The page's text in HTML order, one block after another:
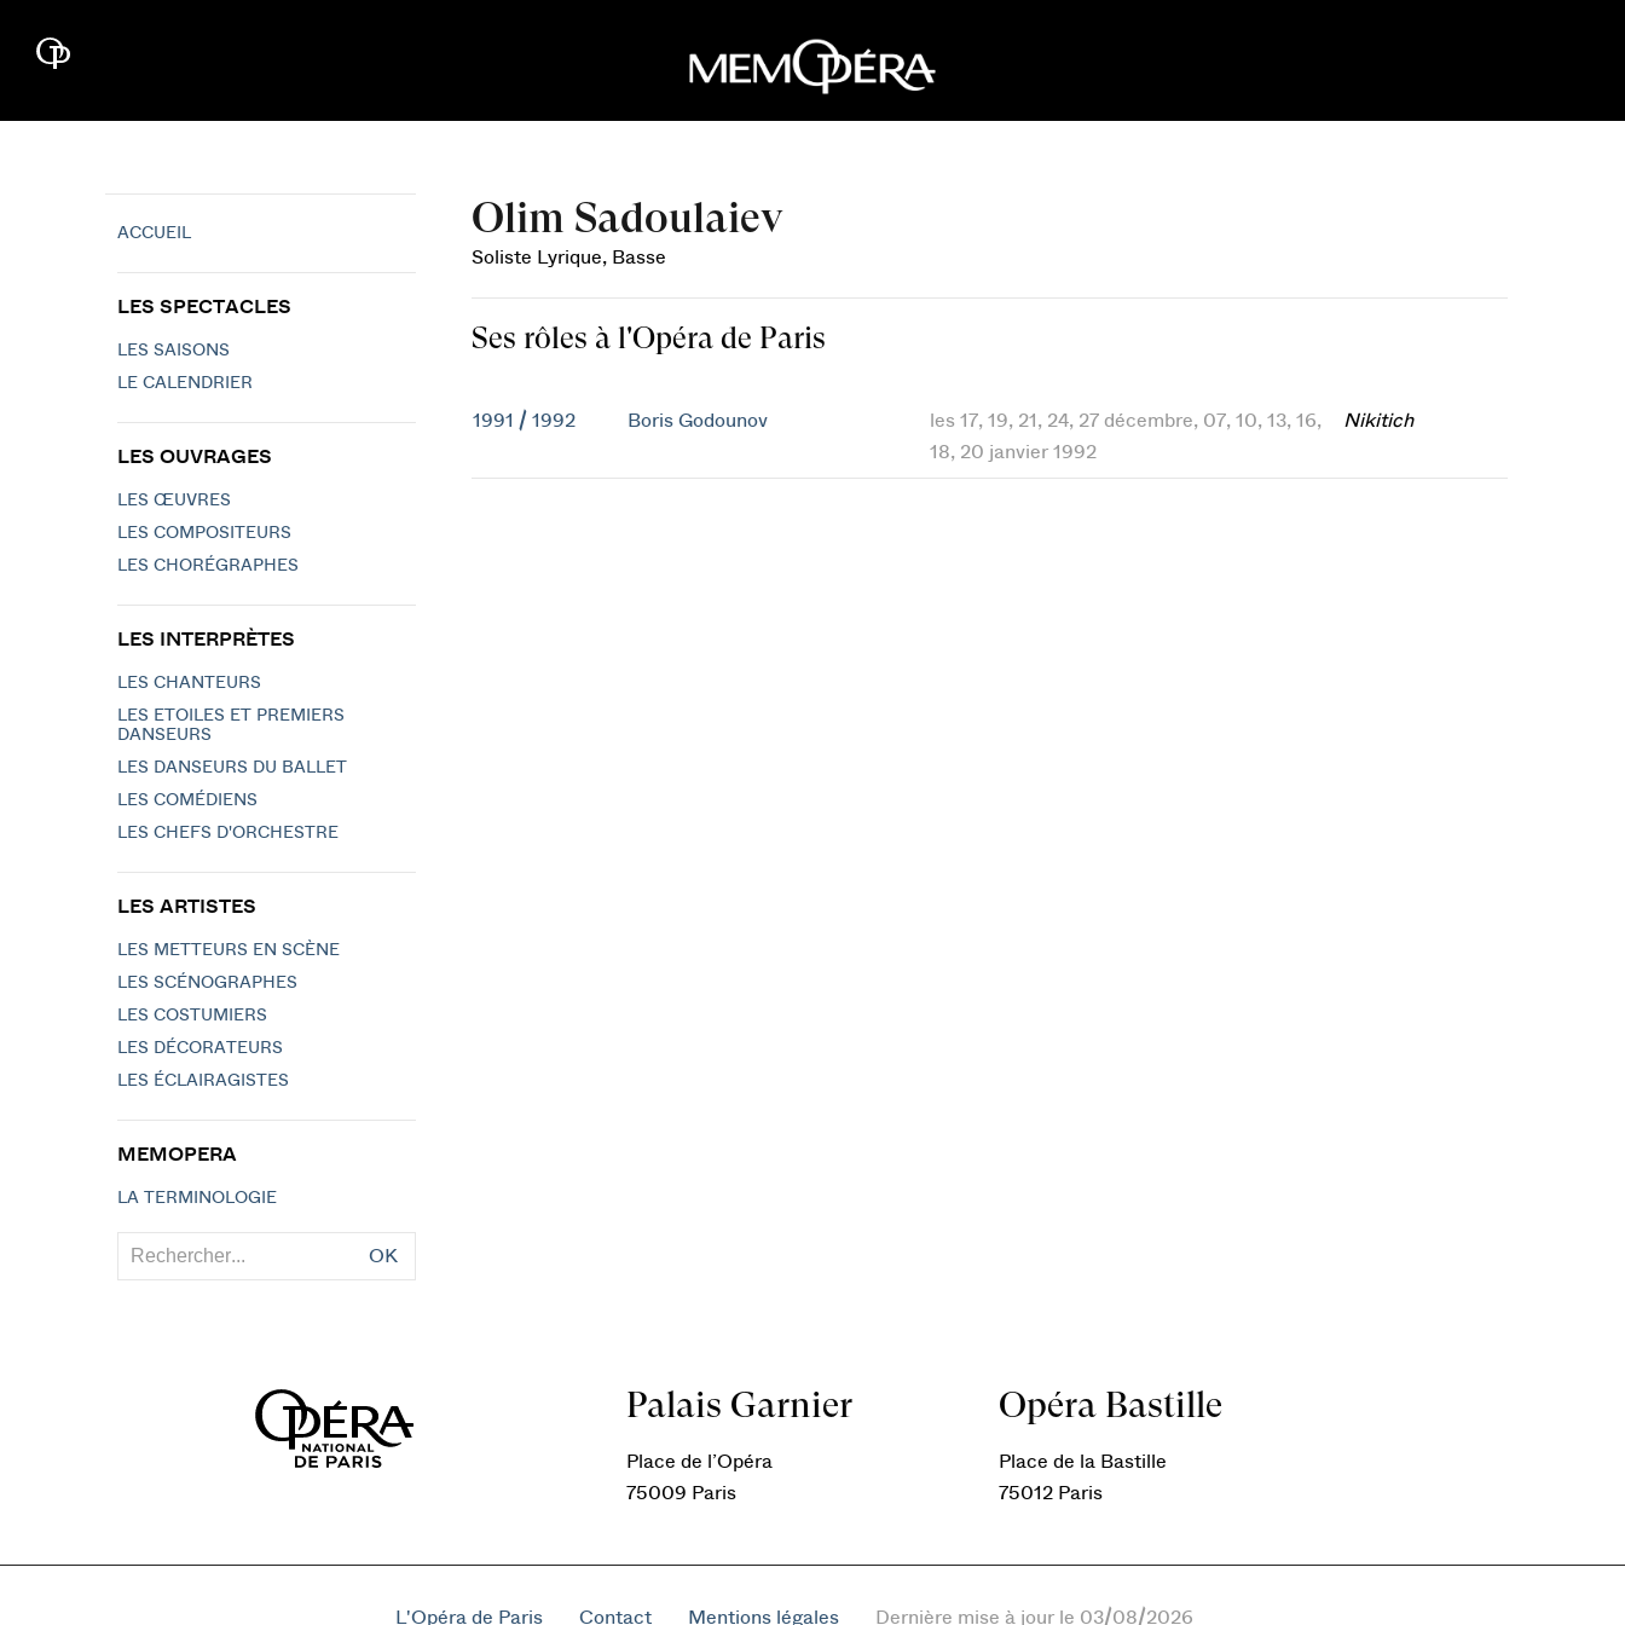
Olim Sadoulaiev
Soliste Lyrique, Basse
Ses rôles à l'Opéra de Paris
1991 / 1992 Boris Godounov
les 17, 19, 21, 24, 27 décembre, 07, 10, 13, 16,
18, 20 janvier 1992
Nikitich
ACCUEIL
LES SPECTACLES
LES SAISONS
LE CALENDRIER
LES OUVRAGES
LES ŒUVRES
LES COMPOSITEURS
LES CHORÉGRAPHES
LES INTERPRÈTES
LES CHANTEURS
LES ETOILES ET PREMIERS
DANSEURS
LES DANSEURS DU BALLET
LES COMÉDIENS
LES CHEFS D'ORCHESTRE
LES ARTISTES
LES METTEURS EN SCÈNE
LES SCÉNOGRAPHES
LES COSTUMIERS
LES DÉCORATEURS
LES ÉCLAIRAGISTES
MEMOPERA
LA TERMINOLOGIE
OK
Palais Garnier
Place de l’Opéra
75009 Paris
Opéra Bastille
Place de la Bastille
75012 Paris
L'Opéra de Paris Contact Mentions légales Dernière mise à jour le 03/08/2026